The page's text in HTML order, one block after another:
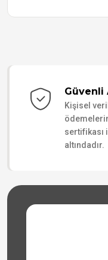
Güvenli
Kişisel
sertifikası
altındadır.